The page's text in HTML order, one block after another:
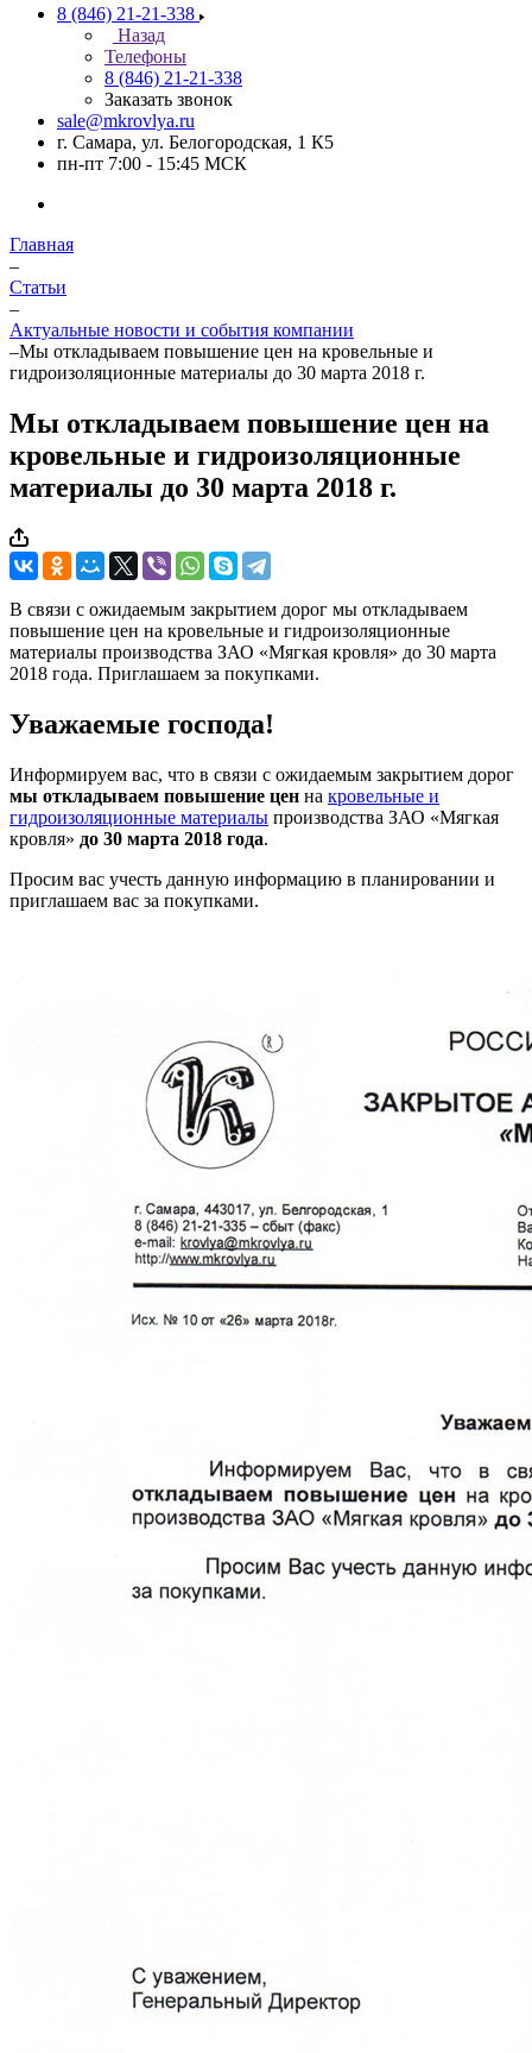
8 (846) 21-21-338
Назад
Телефоны
8 (846) 21-21-338
Заказать звонок
sale@mkrovlya.ru
г. Самара, ул. Белогородская, 1 К5
пн-пт 7:00 - 15:45 МСК
Главная
–
Статьи
–
Актуальные новости и события компании
–Мы откладываем повышение цен на кровельные и
гидроизоляционные материалы до 30 марта 2018 г.
Мы откладываем повышение цен на
кровельные и гидроизоляционные
материалы до 30 марта 2018 г.
В связи с ожидаемым закрытием дорог мы откладываем
повышение цен на кровельные и гидроизоляционные
материалы производства ЗАО «Мягкая кровля» до 30 марта
2018 года. Приглашаем за покупками.
Уважаемые господа!
Информируем вас, что в связи с ожидаемым закрытием дорог
мы откладываем повышение цен на кровельные и
гидроизоляционные материалы производства ЗАО «Мягкая
кровля» до 30 марта 2018 года.
Просим вас учесть данную информацию в планировании и
приглашаем вас за покупками.